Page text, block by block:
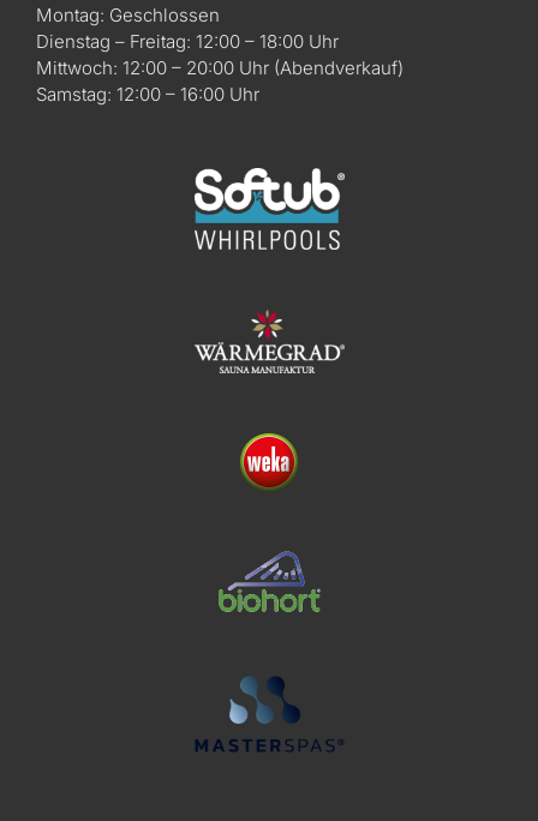
Montag: Geschlossen
Dienstag – Freitag: 12:00 – 18:00 Uhr
Mittwoch: 12:00 – 20:00 Uhr (Abendverkauf)
Samstag: 12:00 – 16:00 Uhr